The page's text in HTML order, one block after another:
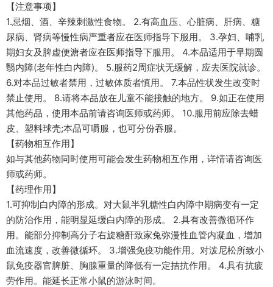
【注意事项】
1.忌烟、酒、辛辣刺激性食物。 2.有高血压、心脏病、肝病、糖
尿病、肾病等慢性病严重者应在医师指导下服用。 3.孕妇、哺乳
期妇女及脾虚便溏者应在医师指导下服用。 4.本品适用于早期圆
翳内障(老年性白内障)。 5.服药2周症状无缓解，应去医院就诊。
6.对本品过敏者禁用，过敏体质者慎用。 7.本品性状发生改变时
禁止使用。 8.请将本品放在儿童不能接触的地方。 9.如正在使用
其他药品，使用本品前请咨询医师或药师。 10.服用前应除去蜡
皮、塑料球壳;本品可嚼服，也可分份吞服。
【药物相互作用】
如与其他药物同时使用可能会发生药物相互作用，详情请咨询医
师或药师。
【药理作用】
1.可抑制白内障的形成。对大鼠半乳糖性白内障中期病变有一定
的防治作用，能明显延缓白内障的形成。 2.具有改善微循环作
用。能部分抑制高分子右旋糖酐致家兔弥漫性血管内凝血，增加
血流速度，改善微循环。 3.增强免疫功能作用。对泼尼松所致小
鼠免疫器官脾脏、胸腺重量的降低有一定拮抗作用。 4.具有抗疲
劳作用。能延长正常小鼠的游泳时间。